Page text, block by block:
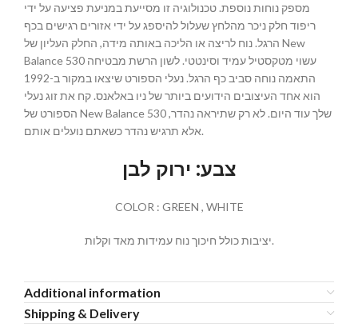
מספק נוחות נוספת. טכנולוגיה זו מסייעת במניעת פציעה על ידי
ריפוד חלק ניכר מהלחץ שעלול להיספג על ידי אזורים רגישים בכף
הרגל. נוח לריצה או הליכה באותה מידה, החלק העליון של New
Balance 530 עשוי מטקסטיל עמיד וסינטטי. לשון הרשת מבטיחה
התאמה נוחה סביב כף הרגל. נעלי הספורט שיצאו במקור ב-1992
הוא אחד העיצובים הידועים ביותר של ניו באלאנס. קח את זוג נעלי
הספורט של New Balance 530 שלך עוד היום. לא רק שתיראה נהדר,
אלא תרגיש נהדר כשאתם נועלים אותם.
צבע: ירוק לבן
COLOR : GREEN , WHITE
יציבות כולל חיכוך נוח עמידות מאד וקלות.
Additional information
Shipping & Delivery